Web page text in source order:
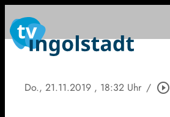
Do., 21.11.2019 , 18:32 Uhr / play_circle_outline